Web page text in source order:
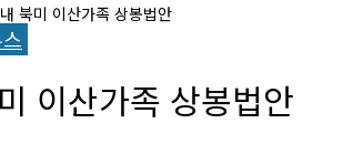
북미 이산가족 상봉법안
이산가족 상봉법안